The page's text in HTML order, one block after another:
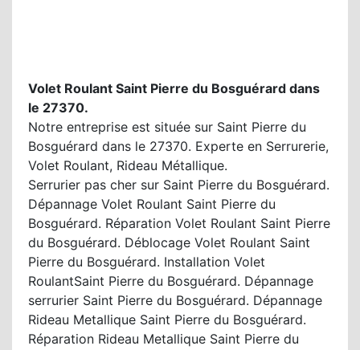
Volet Roulant Saint Pierre du Bosguérard dans
le 27370.
Notre entreprise est située sur Saint Pierre du
Bosguérard dans le 27370. Experte en Serrurerie,
Volet Roulant, Rideau Métallique.
Serrurier pas cher sur Saint Pierre du Bosguérard.
Dépannage Volet Roulant Saint Pierre du
Bosguérard. Réparation Volet Roulant Saint Pierre
du Bosguérard. Déblocage Volet Roulant Saint
Pierre du Bosguérard. Installation Volet
RoulantSaint Pierre du Bosguérard. Dépannage
serrurier Saint Pierre du Bosguérard. Dépannage
Rideau Metallique Saint Pierre du Bosguérard.
Réparation Rideau Metallique Saint Pierre du